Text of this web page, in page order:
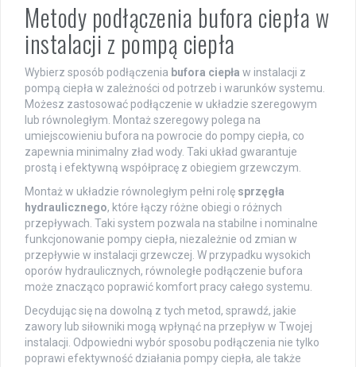
Metody podłączenia bufora ciepła w
instalacji z pompą ciepła
Wybierz sposób podłączenia bufora ciepła w instalacji z
pompą ciepła w zależności od potrzeb i warunków systemu.
Możesz zastosować podłączenie w układzie szeregowym
lub równoległym. Montaż szeregowy polega na
umiejscowieniu bufora na powrocie do pompy ciepła, co
zapewnia minimalny zład wody. Taki układ gwarantuje
prostą i efektywną współpracę z obiegiem grzewczym.
Montaż w układzie równoległym pełni rolę sprzęgła
hydraulicznego, które łączy różne obiegi o różnych
przepływach. Taki system pozwala na stabilne i nominalne
funkcjonowanie pompy ciepła, niezależnie od zmian w
przepływie w instalacji grzewczej. W przypadku wysokich
oporów hydraulicznych, równoległe podłączenie bufora
może znacząco poprawić komfort pracy całego systemu.
Decydując się na dowolną z tych metod, sprawdź, jakie
zawory lub siłowniki mogą wpłynąć na przepływ w Twojej
instalacji. Odpowiedni wybór sposobu podłączenia nie tylko
poprawi efektywność działania pompy ciepła, ale także